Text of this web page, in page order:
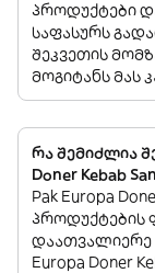
პროდუქტები
საფასურს
შეკვეთის
მოგიტანს მას
რა შემიძლია
Doner Kebab
Pak Europa
პროდუქტების
დაათვალიერე
Europa Doner